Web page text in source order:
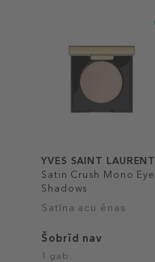
YVES SAINT LAURENT
Satin Crush Mono Eye
Shadows
Satīna acu ēnas
Šobrīd nav
1 gab.